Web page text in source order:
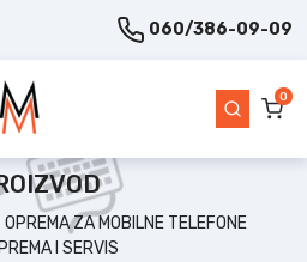
060/386-09-09
0
OPREMA ZA MOBILNE TELEFONE
I SERVIS